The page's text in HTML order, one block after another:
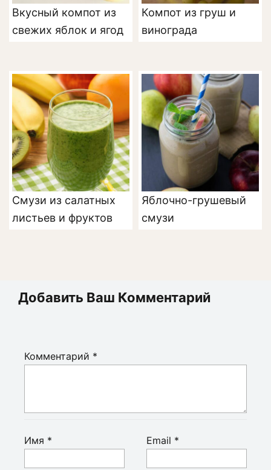
Вкусный компот из
свежих яблок и ягод
Компот из груш и
винограда
Смузи из салатных
листьев и фруктов
Яблочно-грушевый
смузи
Добавить Ваш Комментарий
Комментарий *
Имя * Email *